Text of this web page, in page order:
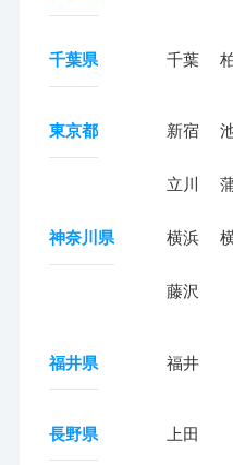
千葉県 千葉
東京都 新宿
立川
神奈川県 横浜
藤沢
福井県 福井
長野県 上田